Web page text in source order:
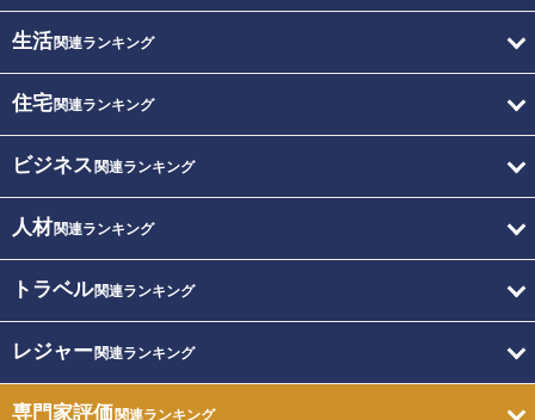
生活関連ランキング
住宅関連ランキング
ビジネス 関連ランキング
人材関連ランキング
トラベル関連ランキング
レジャー関連ランキング
専門家評価関連ランキング